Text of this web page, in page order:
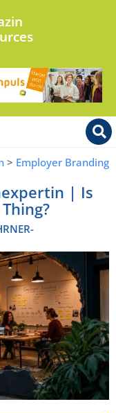
> Employer Branding
| Is